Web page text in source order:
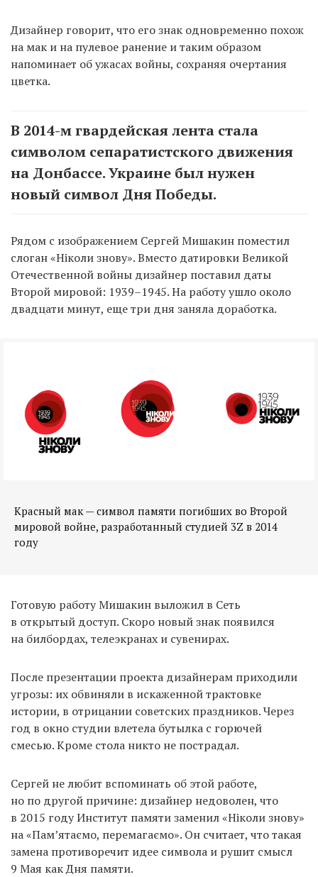
Дизайнер говорит, что его знак одновременно похож
на мак и на пулевое ранение и таким образом
напоминает об ужасах войны, сохраняя очертания
цветка.
В 2014-м гвардейская лента стала
символом сепаратистского движения
на Донбассе. Украине был нужен
новый символ Дня Победы.
Рядом с изображением Сергей Мишакин поместил
слоган «Ніколи знову». Вместо датировки Великой
Отечественной войны дизайнер поставил даты
Второй мировой: 1939–1945. На работу ушло около
двадцати минут, еще три дня заняла доработка.
Красный мак — символ памяти погибших во Второй
мировой войне, разработанный студией 3Z в 2014
году
Готовую работу Мишакин выложил в Сеть
в открытый доступ. Скоро новый знак появился
на билбордах, телеэкранах и сувенирах.
После презентации проекта дизайнерам приходили
угрозы: их обвиняли в искаженной трактовке
истории, в отрицании советских праздников. Через
год в окно студии влетела бутылка с горючей
смесью. Кроме стола никто не пострадал.
Сергей не любит вспоминать об этой работе,
но по другой причине: дизайнер недоволен, что
в 2015 году Институт памяти заменил «Ніколи знову»
на «Пам’ятаємо, перемагаємо». Он считает, что такая
замена противоречит идее символа и рушит смысл
9 Мая как Дня памяти.